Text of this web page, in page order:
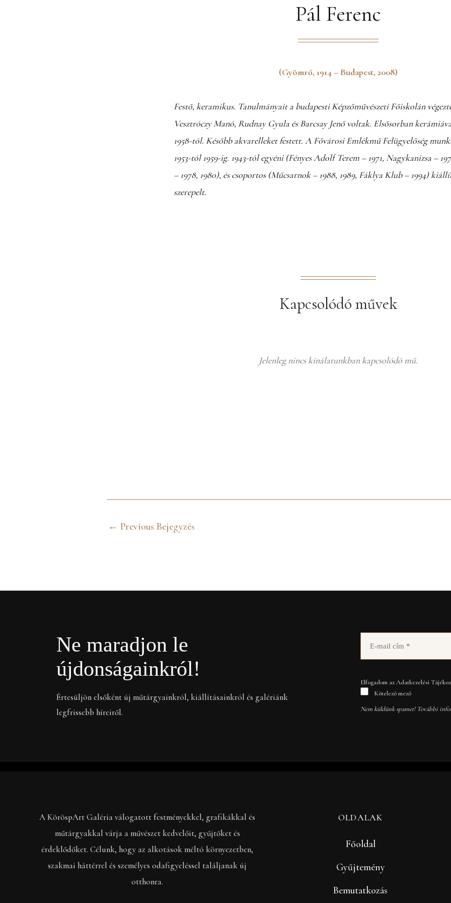
Pál Ferenc
(Gyömrő, 1914 – Budapest, 2008)
Festő, keramikus. Tanulmányait a budapesti Képzőművészeti Főiskolán
Vesztróczy Manó, Rudnay Gyula és Barcsay Jenő voltak. Elsősorban
1958-tól. Később akvarelleket festett. A Fővárosi Emlékmű Felügyelőség
1953-tól 1959-ig. 1943-tól egyéni (Fényes Adolf Terem – 1971, Nagykanizsa –
– 1978, 1980), és csoportos (Műcsarnok – 1988, 1989, Fáklya Klub – 1994)
szerepelt.
Kapcsolódó művek
Jelenleg nincs kínálatunkban kapcsolódó mű.
← Previous Bejegyzés
Ne maradjon le
újdonságainkról!
Értesüljön elsőként új műtárgyainkról, kiállításainkról és galériánk
legfrissebb híreiről.
Elfogadom az Adatkezelési
Kötelező mező
Nem küldünk spamet! További
A KöröspArt Galéria válogatott festményekkel, grafikákkal és
műtárgyakkal várja a művészet kedvelőit, gyűjtőket és
érdeklődőket. Célunk, hogy az alkotások méltó környezetben,
szakmai háttérrel és személyes odafigyeléssel találjanak új
otthonra.
OLDALAK
Főoldal
Gyűjtemény
Bemutatkozás